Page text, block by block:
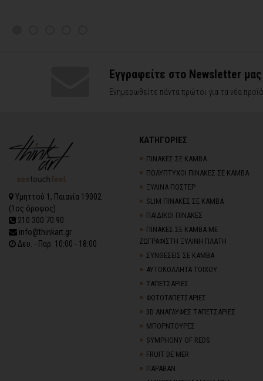
Εγγραφείτε στο Newsletter
Ενημερωθείτε πάντα πρώτοι για τα νέα
Υμηττού 1, Παιανία 19002
(1ος όροφος)
210.300.70.90
info@thinkart.gr
Δευ. - Παρ. 10:00 - 18:00
ΚΑΤΗΓΟΡΙΕΣ
ΠΙΝΑΚΕΣ ΣΕ ΚΑΜΒΑ
ΠΟΛΥΠΤΥΧΟΙ ΠΙΝΑΚΕΣ ΣΕ ΚΑΜΒΑ
ΞΥΛΙΝΑ ΠΟΣΤΕΡ
SLIM ΠΙΝΑΚΕΣ ΣΕ ΚΑΜΒΑ
ΠΑΙΔΙΚΟΙ ΠΙΝΑΚΕΣ
ΠΙΝΑΚΕΣ ΣΕ ΚΑΜΒΑ ΜΕ
ΖΩΓΡΑΦΙΣΤΗ ΞΥΛΙΝΗ ΠΛΑΤΗ
ΣΥΝΘΕΣΕΙΣ ΣΕ ΚΑΜΒΑ
ΑΥΤΟΚΟΛΛΗΤΑ ΤΟΙΧΟΥ
TΑΠΕΤΣΑΡΙΕΣ
ΦΩΤΟΤΑΠΕΤΣΑΡΙΕΣ
3D AΝΑΓΛΥΦΕΣ TΑΠΕΤΣΑΡΙΕΣ
ΜΠΟΡΝΤΟΥΡΕΣ
SYMPHONY OF REDS
FRUIT DE MER
ΠΑΡΑΒΑΝ